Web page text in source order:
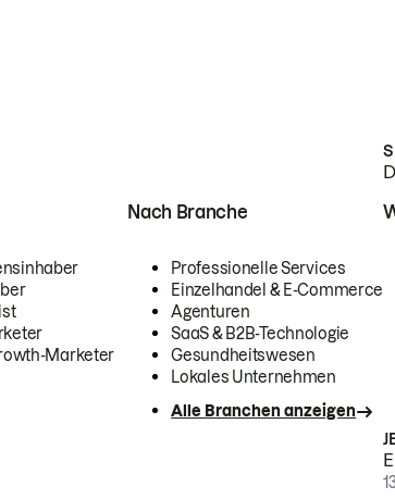
Marketer
Nach Branche
Professionelle Services
Einzelhandel & E-Commerce
Agenturen
SaaS & B2B-Technologie
Gesundheitswesen
Lokales Unternehmen
Alle Branchen anzeigen